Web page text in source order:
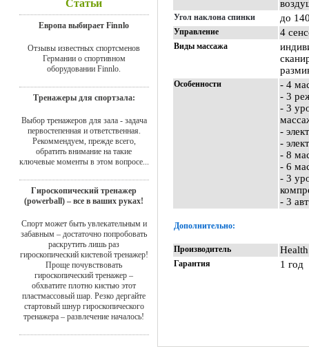
Статьи
Европа выбирает Finnlo
Отзывы известных спортсменов
Германии о спортивном
оборудовании Finnlo.
Тренажеры для спортзала:
Выбор тренажеров для зала - задача
первостепенная и ответственная.
Рекоммендуем, прежде всего,
обратить внимание на такие
ключевые моменты в этом вопросе...
Гироскопический тренажер
(powerball) – все в ваших руках!
Спорт может быть увлекательным и
забавным – достаточно попробовать
раскрутить лишь раз
гироскопический кистевой тренажер!
Проще почувствовать
гироскопический тренажер –
обхватите плотно кистью этот
пластмассовый шар. Резко дергайте
стартовый шнур гироскопического
тренажера – развлечение началось!
Угол наклона спинки до
Управление 4
Виды массажа
Особенности
- 4
- 3
- 3
-
-
- 8
- 6
- 3
- 3
Дополнительно:
Производитель
Гарантия 1 год